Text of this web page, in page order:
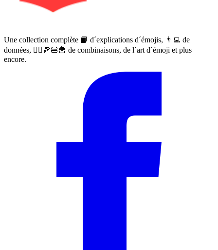
Une collection complète 📙 d´explications d´émojis, 👨‍💻 de
données, 🙅‍♀️🍕🍔🍟 de combinaisons, de l´art d´émoji et plus
encore.